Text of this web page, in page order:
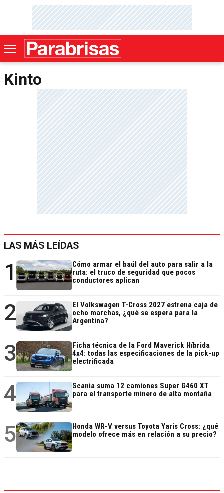
Kinto
LAS MÁS LEÍDAS
1
Cómo armar el baúl del auto para salir a la
ruta: el truco de seguridad que pocos
conductores aplican
2
El Volkswagen T-Cross 2027 estrena caja de
ocho marchas, ¿qué se espera para la
Argentina?
3
Ficha técnica de la Ford Maverick Híbrida
4x4: todas las especificaciones de la pick-up
electrificada
4
Scania suma 12 camiones Super G460 XT
para el transporte minero de alta montaña
5
Honda WR-V versus Toyota Yaris Cross: ¿qué
modelo ofrece más en relación a su precio?